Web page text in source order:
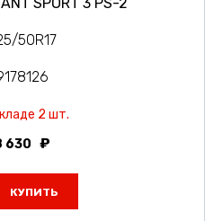
50R17
2 шт.
630
КУПИТЬ